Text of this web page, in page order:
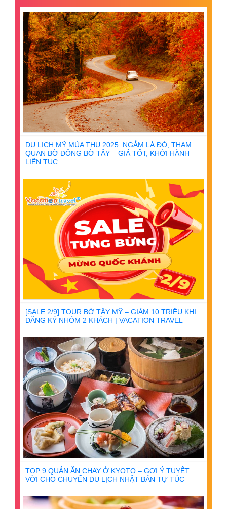
DU LỊCH MỸ MÙA THU 2025: NGẮM LÁ ĐỎ, THAM
QUAN BỜ ĐÔNG BỜ TÂY – GIÁ TỐT, KHỞI HÀNH
LIÊN TỤC
[SALE 2/9] TOUR BỜ TÂY MỸ – GIẢM 10 TRIỆU KHI
ĐĂNG KÝ NHÓM 2 KHÁCH | VACATION TRAVEL
TOP 9 QUÁN ĂN CHAY Ở KYOTO – GỢI Ý TUYỆT
VỜI CHO CHUYẾN DU LỊCH NHẬT BẢN TỰ TÚC